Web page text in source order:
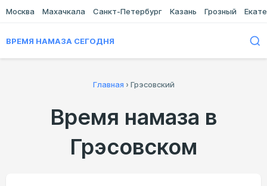
Москва Махачкала Санкт-Петербург Казань Грозный
ВРЕМЯ НАМАЗА СЕГОДНЯ
Главная › Грэсовский
Время намаза в
Грэсовском